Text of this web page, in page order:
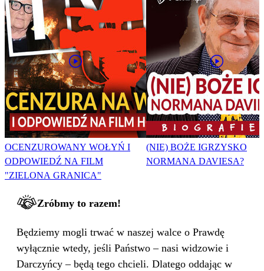
OCENZUROWANY WOŁYŃ I
ODPOWIEDŹ NA FILM
"ZIELONA GRANICA"
(NIE) BOŻE IGRZYSKO
NORMANA DAVIESA?
Zróbmy to razem!
Będziemy mogli trwać w naszej walce o Prawdę
wyłącznie wtedy, jeśli Państwo – nasi widzowie i
Darczyńcy – będą tego chcieli. Dlatego oddając w